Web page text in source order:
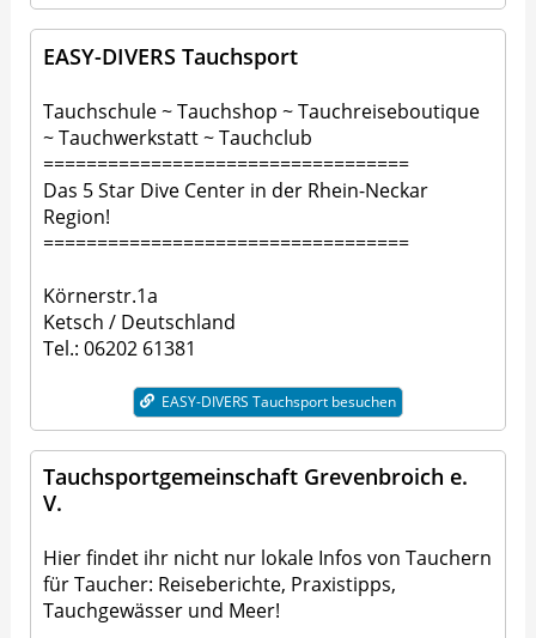
EASY-DIVERS Tauchsport
Tauchschule ~ Tauchshop ~ Tauchreiseboutique
~ Tauchwerkstatt ~ Tauchclub
==================================
Das 5 Star Dive Center in der Rhein-Neckar
Region!
==================================
Körnerstr.1a
Ketsch / Deutschland
Tel.: 06202 61381
EASY-DIVERS Tauchsport besuchen
Tauchsportgemeinschaft Grevenbroich e.
V.
Hier findet ihr nicht nur lokale Infos von Tauchern
für Taucher: Reiseberichte, Praxistipps,
Tauchgewässer und Meer!